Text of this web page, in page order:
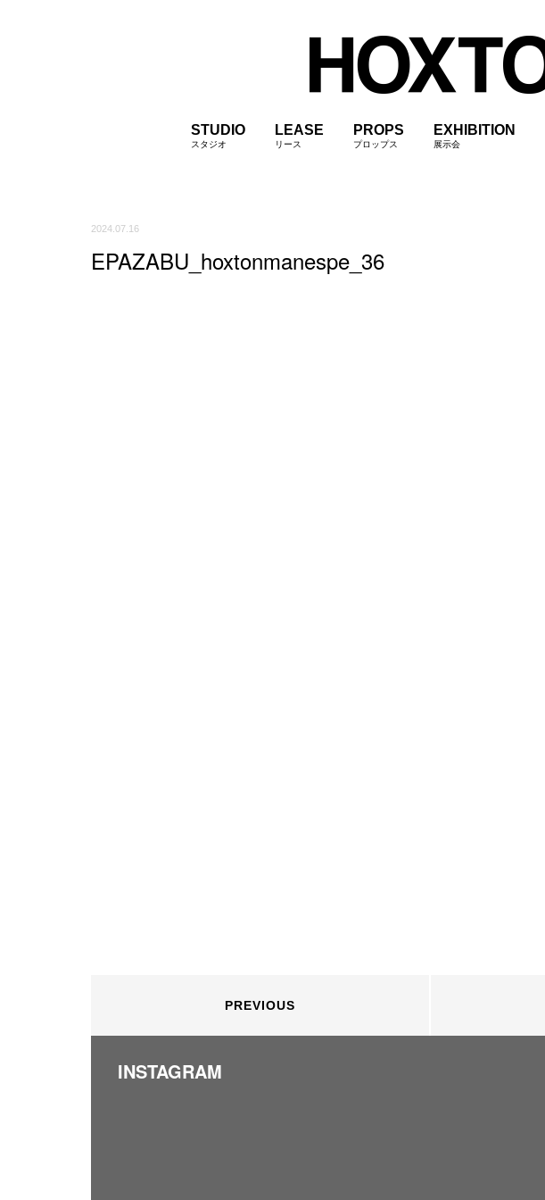
STUDIO
スタジオ
LEASE
リース
PROPS
プロップス
EXHIBITION
展示会
2024.07.16
EPAZABU_hoxtonmanespe_36
PREVIOUS
INSTAGRAM